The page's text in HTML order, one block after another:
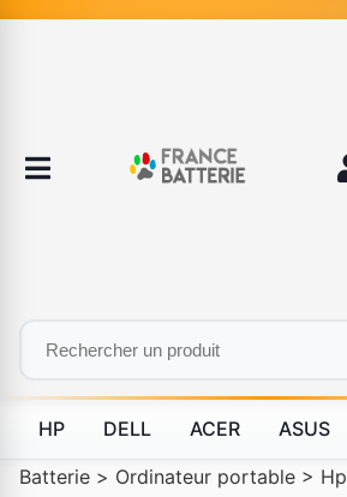
HP DELL ACER ASUS
Batterie > Ordinateur portable > Hp